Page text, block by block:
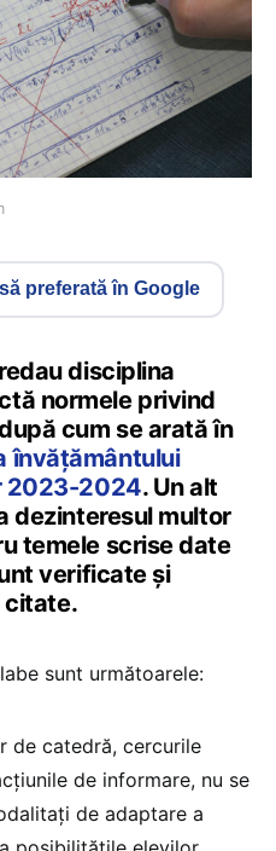
preferată în Google
disciplina
normele privind
cum se arată în
învățământului
2023-2024. Un alt
dezinteresul multor
temele scrise date
verificate și
citate.
sunt următoarele:
de catedră, cercurile
de informare, nu se
de adaptare a